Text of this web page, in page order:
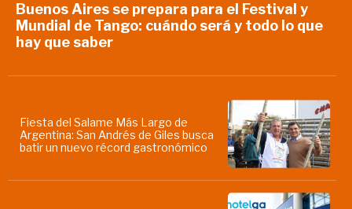
Buenos Aires se prepara para el Festival y
Mundial de Tango: cuándo será y todo lo que
hay que saber
Fiesta del Salame Más Largo de
Argentina: San Andrés de Giles busca
batir un nuevo récord gastronómico